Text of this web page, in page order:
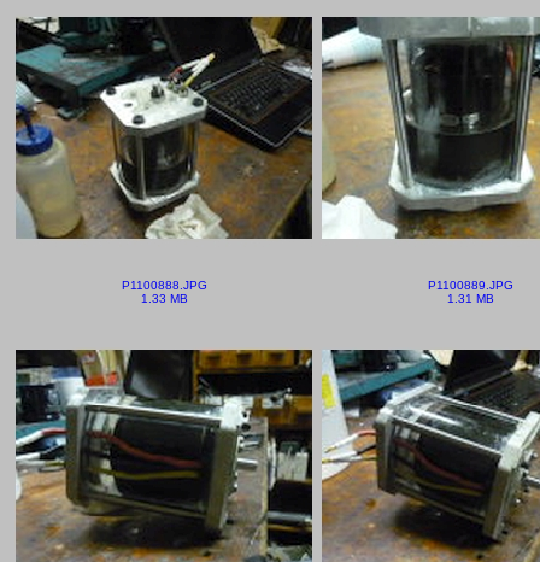
P1100888.JPG
1.33 MB
P1100889.JPG
1.31 MB